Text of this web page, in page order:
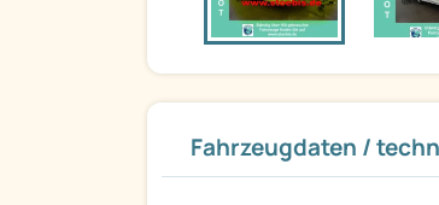
Fahrzeugdaten /